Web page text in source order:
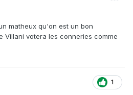
matheux qu'on est un bon
Villani votera les conneries comme
1